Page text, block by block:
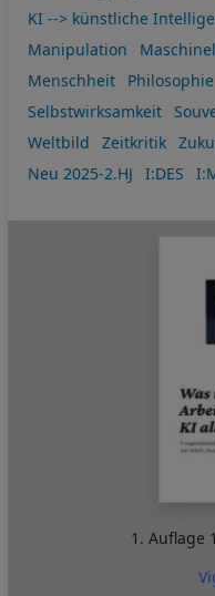
KI --> künstliche
Manipulation
Menschheit
Philosophie
Selbstwirksamkeit
Weltbild
Zeitkritik
Neu 2025-2.HJ
I:DES
1. Auflage